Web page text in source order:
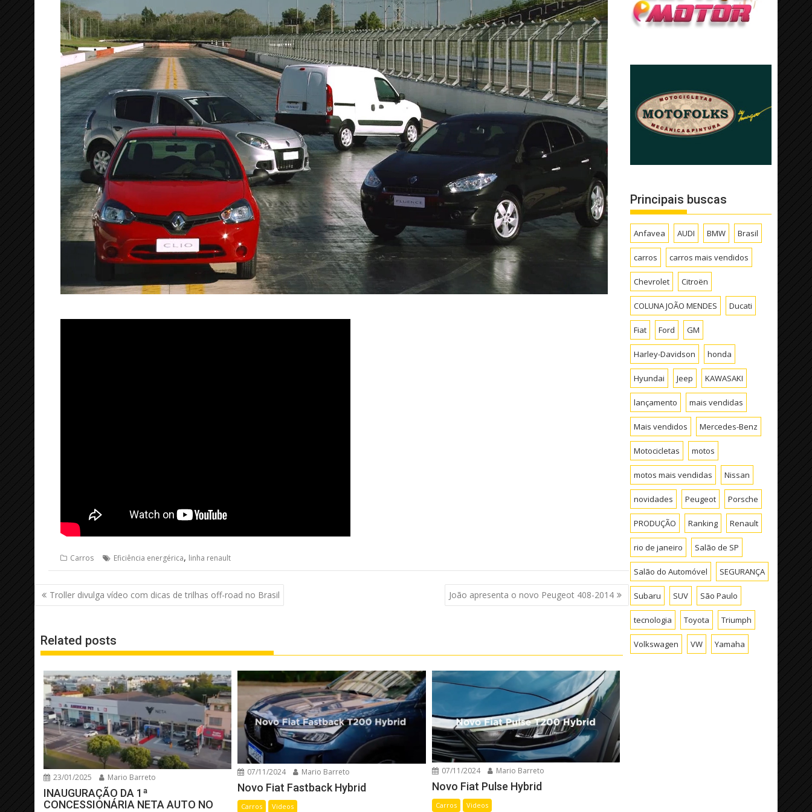
Carros Eficiência energérica, linha renault
Navegação
de
Troller divulga vídeo com dicas de trilhas off-road no Brasil João apresenta o novo Peugeot 408-2014
Related posts
23/01/2025 Mario Barreto
INAUGURAÇÃO DA 1ª
CONCESSIONÁRIA NETA AUTO NO
07/11/2024 Mario Barreto
Novo Fiat Fastback Hybrid
Carros Videos
07/11/2024 Mario Barreto
Novo Fiat Pulse Hybrid
Carros Videos
Principais buscas
Anfavea AUDI BMW Brasil
carros carros mais vendidos
Chevrolet Citroën
COLUNA JOÃO MENDES Ducati
Fiat Ford GM
Harley-Davidson honda
Hyundai Jeep KAWASAKI
lançamento mais vendidas
Mais vendidos Mercedes-Benz
Motocicletas motos
motos mais vendidas Nissan
novidades Peugeot Porsche
PRODUÇÃO Ranking Renault
rio de janeiro Salão de SP
Salão do Automóvel SEGURANÇA
Subaru SUV São Paulo
tecnologia Toyota Triumph
Volkswagen VW Yamaha